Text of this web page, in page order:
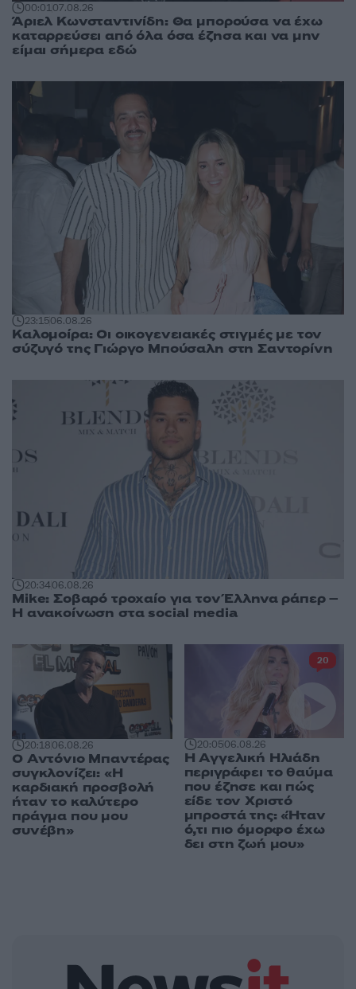
00:0107.08.26
Άριελ Κωνσταντινίδη: Θα μπορούσα να έχω
καταρρεύσει από όλα όσα έζησα και να μην
είμαι σήμερα εδώ
23:1506.08.26
Καλομοίρα: Οι οικογενειακές στιγμές με τον
σύζυγό της Γιώργο Μπούσαλη στη Σαντορίνη
20:3406.08.26
Mike: Σοβαρό τροχαίο για τον Έλληνα ράπερ –
Η ανακοίνωση στα social media
20:1806.08.26
Ο Αντόνιο Μπαντέρας
συγκλονίζει: «Η
καρδιακή προσβολή
ήταν το καλύτερο
πράγμα που μου
συνέβη»
20:0506.08.26
Η Αγγελική Ηλιάδη
περιγράφει το θαύμα
που έζησε και πώς
είδε τον Χριστό
μπροστά της: «Ήταν
ό,τι πιο όμορφο έχω
δει στη ζωή μου»
20